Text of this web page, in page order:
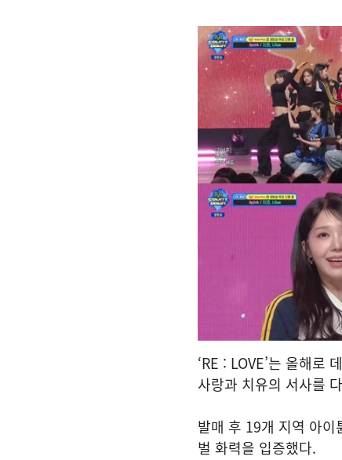
‘RE : LOVE’는 올해로
사랑과 치유의 서사를
발매 후 19개 지역 아
벌 화력을 입증했다.